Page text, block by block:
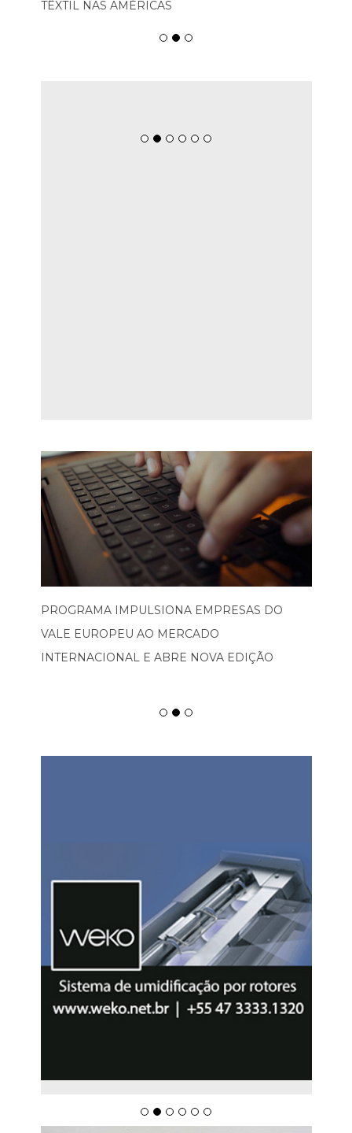
TÊXTIL NAS AMÉRICAS
PROGRAMA IMPULSIONA EMPRESAS DO
VALE EUROPEU AO MERCADO
INTERNACIONAL E ABRE NOVA EDIÇÃO